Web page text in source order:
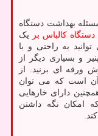
بهداشت دستگاه
دستگاه کالباس بر
یک
به راحتی و با
و بسیاری دیگر از
ورقه ای بزنید. از
آن است که می توان
دارای خارهایی
امکان نگه داشتن